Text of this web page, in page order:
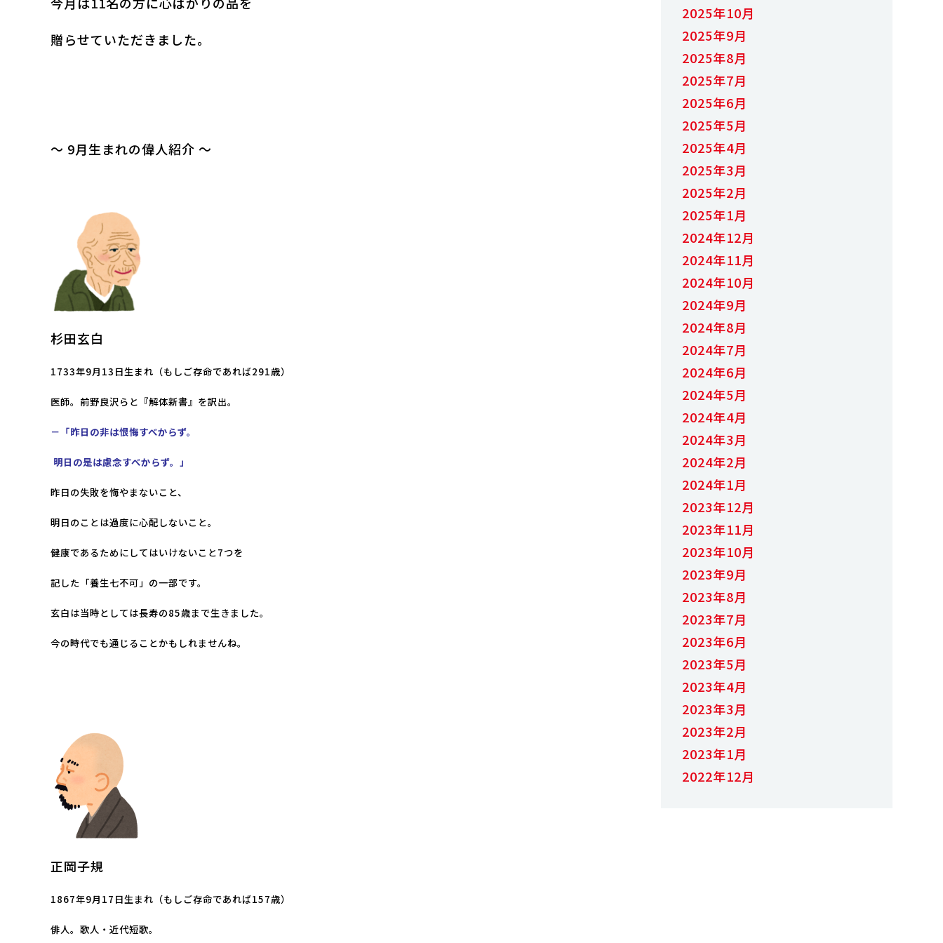
贈らせていただきました。
～ 9月生まれの偉人紹介 ～
杉田玄白
1733年9月13日生まれ（もしご存命であれば291歳）
医師。前野良沢らと『解体新書』を訳出。
－「昨日の非は恨悔すべからず。
明日の是は慮念すべからず。」
昨日の失敗を悔やまないこと、
明日のことは過度に心配しないこと。
健康であるためにしてはいけないこと7つを
記した「養生七不可」の一部です。
玄白は当時としては長寿の85歳まで生きました。
今の時代でも通じることかもしれませんね。
正岡子規
1867年9月17日生まれ（もしご存命であれば157歳）
俳人。歌人・近代短歌。
2025年10月
2025年9月
2025年8月
2025年7月
2025年6月
2025年5月
2025年4月
2025年3月
2025年2月
2025年1月
2024年12月
2024年11月
2024年10月
2024年9月
2024年8月
2024年7月
2024年6月
2024年5月
2024年4月
2024年3月
2024年2月
2024年1月
2023年12月
2023年11月
2023年10月
2023年9月
2023年8月
2023年7月
2023年6月
2023年5月
2023年4月
2023年3月
2023年2月
2023年1月
2022年12月